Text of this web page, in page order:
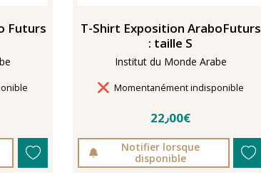
Futurs
T-Shirt Exposition AraboFuturs
: taille S
Institut du Monde Arabe
Délais de livraison
Momentanément indisponible
22٫00€
Notifier lorsque
disponible